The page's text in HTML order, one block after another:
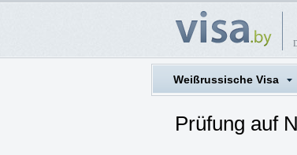
Weißrussische Visa
Prüfung auf